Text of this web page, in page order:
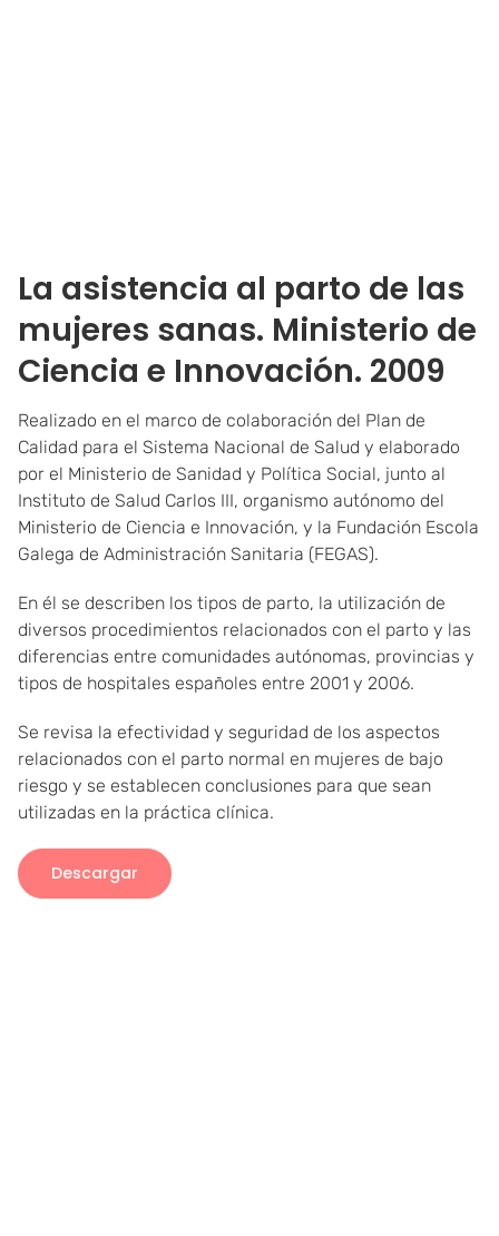
La asistencia al parto de las
mujeres sanas. Ministerio de
Ciencia e Innovación. 2009
Realizado en el marco de colaboración del Plan de
Calidad para el Sistema Nacional de Salud y elaborado
por el Ministerio de Sanidad y Política Social, junto al
Instituto de Salud Carlos III, organismo autónomo del
Ministerio de Ciencia e Innovación, y la Fundación Escola
Galega de Administración Sanitaria (FEGAS).
En él se describen los tipos de parto, la utilización de
diversos procedimientos relacionados con el parto y las
diferencias entre comunidades autónomas, provincias y
tipos de hospitales españoles entre 2001 y 2006.
Se revisa la efectividad y seguridad de los aspectos
relacionados con el parto normal en mujeres de bajo
riesgo y se establecen conclusiones para que sean
utilizadas en la práctica clínica.
Descargar